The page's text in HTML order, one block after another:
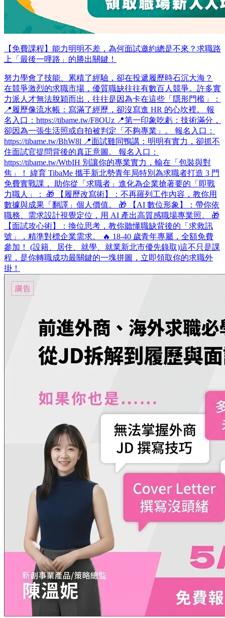
【免費課程】能力明明不差，為何面試邀約總是不來？求職路
上「最後一哩路」的勝出關鍵！
努力學會了技能、累積了經驗，卻在投遞履歷時石沉大海？
在競爭激烈的求職市場，優質職缺往往有數百人競爭。許多實
力派人才無法脫穎而出，往往是因為卡在這些「隱形門檻」：
📍履歷像流水帳：寫滿了經歷，卻沒寫進 HR 的心坎裡。 報
名入口：https://tibame.tw/F8OUz 📍第一印象吃虧：技術滿分，
卻因為一張生活照或自拍被判定「不夠專業」。 報名入口：
https://tibame.tw/BhW8l 📍面試雞同鴨講：明明有實力，卻抓不
住面試官提問背後的真正意圖。 報名入口：
https://tibame.tw/WtbIH 別讓你的專業實力，輸在「包裝與對
焦」！ 緯育 TibaMe 攜手新北勢青年局特別為求職者打造 3 門
免費實戰課， 助你從「求職者」進化為企業搶著要的「即戰
力職人」： 🎁 【履歷改寫術】：不再羅列工作內容，教你用
數據與成果「翻譯」個人價值。 🎁 【AI 數位形象】：帶你依
職務、需求設計視覺定位，用 AI 產出高質感職場專業照。 🎁
【面試攻心術】：換位思考，教你聽懂職缺背後的「求救訊
號」，精準對標企業需求。 🔥 18-40 歲青年專屬，全額免費
參加！ (設籍、居住、就學、就業新北市優先錄取)​ 這不只是課
程，是你轉職成功最關鍵的一塊拼圖，立即領取你的求職外
掛！